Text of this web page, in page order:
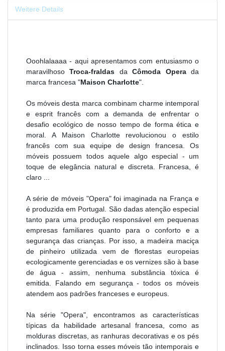
Weitere Details
Ooohlalaaaa - aqui apresentamos com entusiasmo o
maravilhosoTroca-fraldas daCômoda Operada
marca francesa "Maison Charlotte".
Os móveis desta marca combinam charme intemporal
e esprit francês com a demanda de enfrentar o
desafio ecológico de nosso tempo de forma ética e
moral. A Maison Charlotte revolucionou o estilo
francês com sua equipe de design francesa. Os
móveis possuem todos aquele algo especial - um
toque de elegância natural e discreta. Francesa, é
claro ...
A série de móveis "Opera" foi imaginada na França e
é produzida em Portugal. São dadas atenção especial
tanto para uma produção responsável em pequenas
empresas familiares quanto para o conforto e a
segurança das crianças. Por isso, a madeira maciça
de pinheiro utilizada vem de florestas europeias
ecologicamente gerenciadas e os vernizes são à base
de água - assim, nenhuma substância tóxica é
emitida. Falando em segurança - todos os móveis
atendem aos padrões franceses e europeus.
Na série "Opera", encontramos as características
típicas da habilidade artesanal francesa, como as
molduras discretas, as ranhuras decorativas e os pés
inclinados. Isso torna esses móveis tão intemporais e